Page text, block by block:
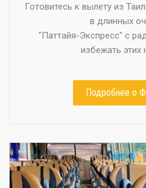
Готовитесь к вылету из
в длинных
"Паттайя-Экспресс" с
избежать этих
Подробнее о